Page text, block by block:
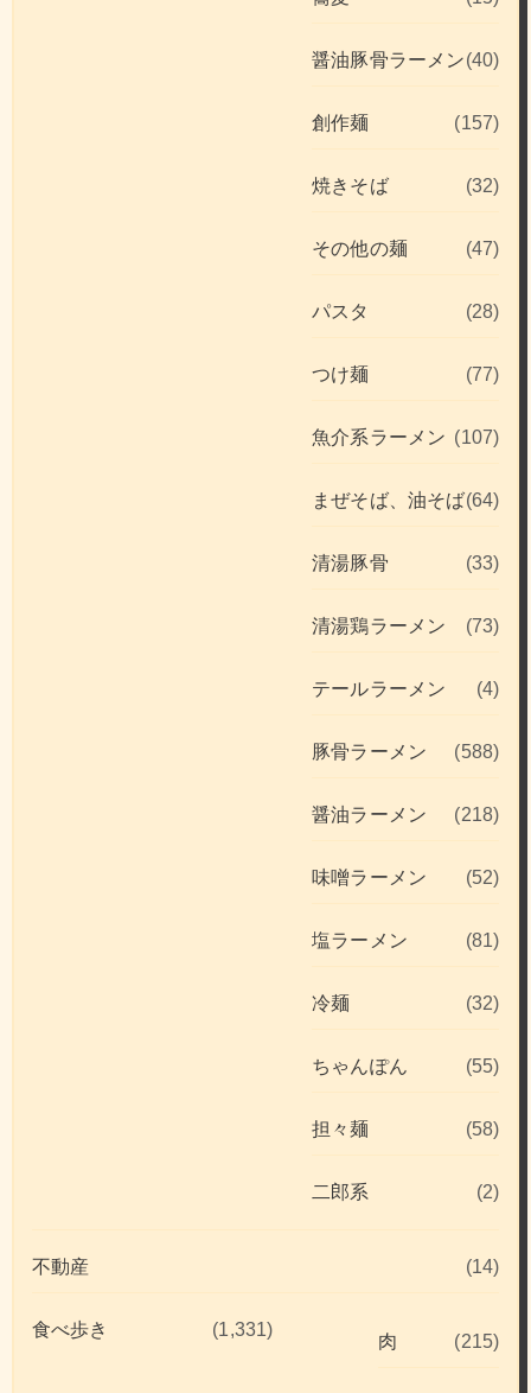
醤油豚骨ラーメン(40)
創作麺 (157)
焼きそば (32)
その他の麺 (47)
パスタ (28)
つけ麺 (77)
魚介系ラーメン (107)
まぜそば、油そば(64)
清湯豚骨 (33)
清湯鶏ラーメン (73)
テールラーメン (4)
豚骨ラーメン (588)
醤油ラーメン (218)
味噌ラーメン (52)
塩ラーメン (81)
冷麺 (32)
ちゃんぽん (55)
担々麺 (58)
二郎系 (2)
不動産 (14)
食べ歩き (1,331)
肉 (215)